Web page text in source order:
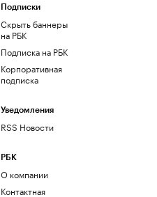
Подписки
Скрыть баннеры
на РБК
Подписка на РБК
Корпоративная
подписка
Уведомления
RSS Новости
РБК
О компании
Контактная